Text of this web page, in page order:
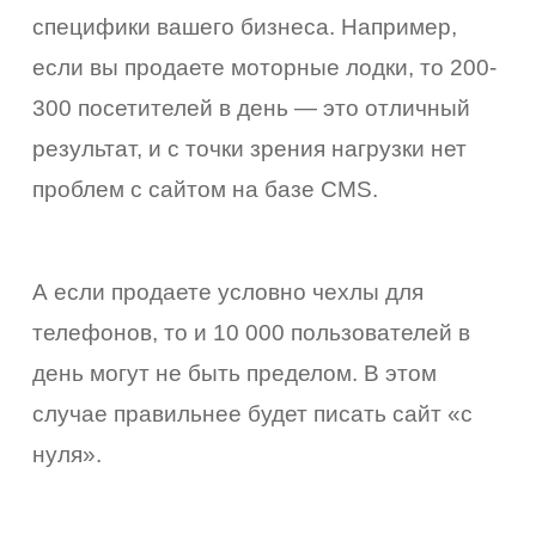
специфики вашего бизнеса. Например,
если вы продаете моторные лодки, то 200-
300 посетителей в день — это отличный
результат, и с точки зрения нагрузки нет
проблем с сайтом на базе CMS.
А если продаете условно чехлы для
телефонов, то и 10 000 пользователей в
день могут не быть пределом. В этом
случае правильнее будет писать сайт «с
нуля».